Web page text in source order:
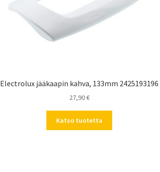
Electrolux jääkaapin kahva, 133mm 2425193196
27,90€
Katso tuotetta